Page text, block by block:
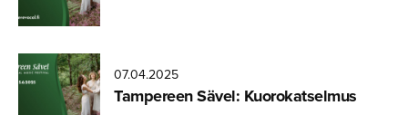
07.04.2025
Tampereen Sävel: Kuorokat­selmus